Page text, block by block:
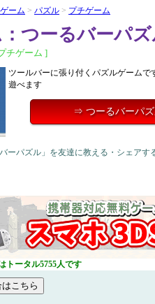
ーム > パズル > プチゲーム
つーるバーパ
チゲーム ]
ツールバーに張り付くパズルゲーム
遊べます
⇒ つーるバーパ
ーパズル」を友達に教える・シェアす
トータル5755人です